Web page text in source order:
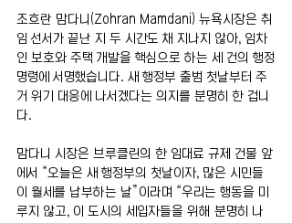
조흐란 맘다니(Zohran Mamdani) 뉴욕시장은 취
임 선서가 끝난 지 두 시간도 채 지나지 않아, 임차
인 보호와 주택 개발을 핵심으로 하는 세 건의 행정
명령에 서명했습니다. 새 행정부 출범 첫날부터 주
거 위기 대응에 나서겠다는 의지를 분명히 한 겁니
다.
맘다니 시장은 브루클린의 한 임대료 규제 건물 앞
에서 “오늘은 새 행정부의 첫날이자, 많은 시민들
이 월세를 납부하는 날”이라며 “우리는 행동을 미
루지 않고, 이 도시의 세입자들을 위해 분명히 나